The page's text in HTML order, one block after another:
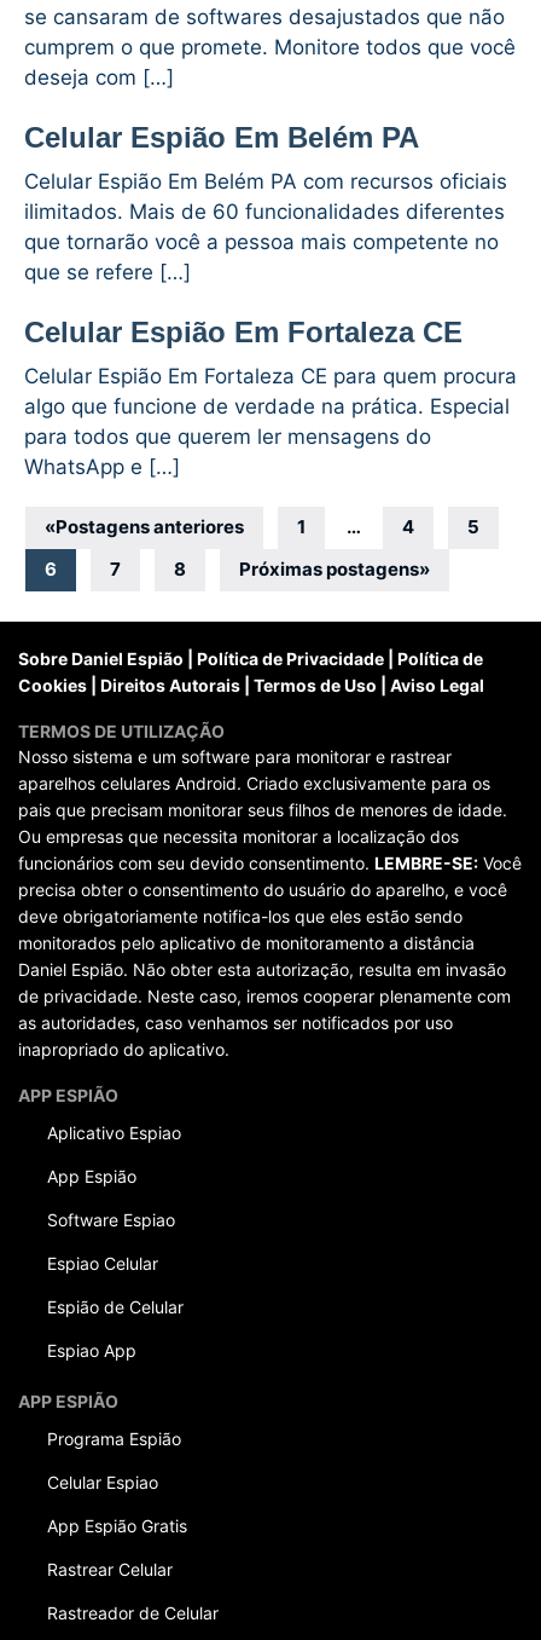
se cansaram de softwares desajustados que não
cumprem o que promete. Monitore todos que você
deseja com […]
Celular Espião Em Belém PA
Celular Espião Em Belém PA com recursos oficiais
ilimitados. Mais de 60 funcionalidades diferentes
que tornarão você a pessoa mais competente no
que se refere […]
Celular Espião Em Fortaleza CE
Celular Espião Em Fortaleza CE para quem procura
algo que funcione de verdade na prática. Especial
para todos que querem ler mensagens do
WhatsApp e […]
Navegação
por
posts
«Postagens anteriores 1 … 4
5
6
7 8 Próximas postagens»
Sobre Daniel Espião Política de Privacidade
Política de
Cookies
Direitos Autorais Termos de Uso Aviso Legal
TERMOS DE UTILIZAÇÃO
Nosso sistema e um software para monitorar e rastrear
aparelhos celulares Android. Criado exclusivamente para os
pais que precisam monitorar seus filhos de menores de idade.
Ou empresas que necessita monitorar a localização dos
funcionários com seu devido consentimento. LEMBRE-SE: Você
precisa obter o consentimento do usuário do aparelho, e você
deve obrigatoriamente notifica-los que eles estão sendo
monitorados pelo aplicativo de monitoramento a distância
Daniel Espião. Não obter esta autorização, resulta em invasão
de privacidade. Neste caso, iremos cooperar plenamente com
as autoridades, caso venhamos ser notificados por uso
inapropriado do aplicativo.
APP ESPIÃO
Aplicativo Espiao
App Espião
Software Espiao
Espiao Celular
Espião de Celular
Espiao App
APP ESPIÃO
Programa Espião
Celular Espiao
App Espião Gratis
Rastrear Celular
Rastreador de Celular